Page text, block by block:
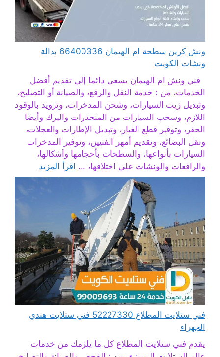
ونش كرين سطحة ام الهيمان 66400336 بدالة
ونشات الكويت
فني ونش ام الهيمان يسعى دائما إلى تقديم أفضل
الخدمات، من : خدمة النقل والرفع، والصيانة أو التصليح،
وتبديل زيت السيارات، وشحن المدخرات، وتزويد بالوقود
اللازم، وسحب السيارات من المنحدرات والبرك وأيضا
الحفر، وتوفير قطع الغيار، وتبديل الإطارات والعجلات،
ونقل البضائع، وتقديم أمهر الفنيين، وتوفير المدخرات
السيارات بأنواعها، والسطحات بأحجامها وأشكالها،
والرافعات والونشات على اختلافها، ... اقرأ المزيد
فني ستلايت المطلاع 52227330 فني ستلايت هندي
الجهراء
يقدم فني ستلايت المطلاع كل ما يلزمك من خدمات